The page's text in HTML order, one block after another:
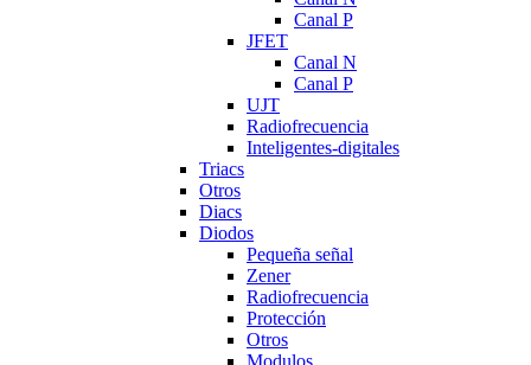
Canal P
JFET
Canal N
Canal P
UJT
Radiofrecuencia
Inteligentes-digitales
Triacs
Otros
Diacs
Diodos
Pequeña señal
Zener
Radiofrecuencia
Protección
Otros
Modulos